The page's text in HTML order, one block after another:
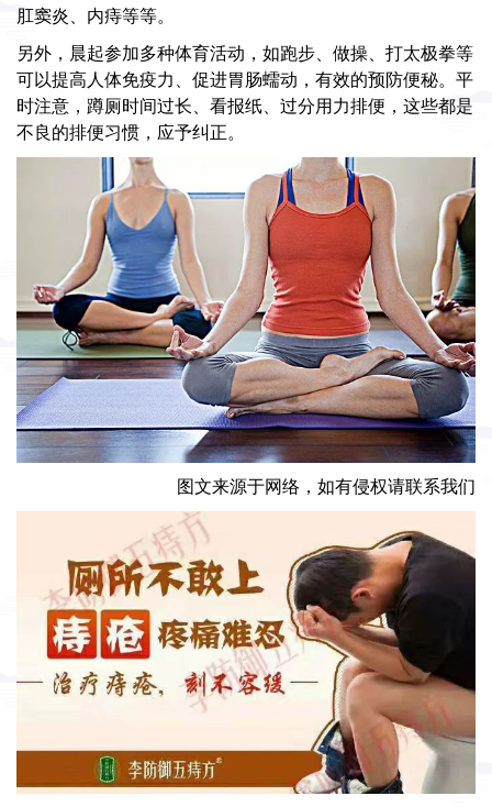
肛窦炎、内痔等等。
另外，晨起参加多种体育活动，如跑步、做操、打太极拳等
可以提高人体免疫力、促进胃肠蠕动，有效的预防便秘。平
时注意，蹲厕时间过长、看报纸、过分用力排便，这些都是
不良的排便习惯，应予纠正。
图文来源于网络，如有侵权请联系我们